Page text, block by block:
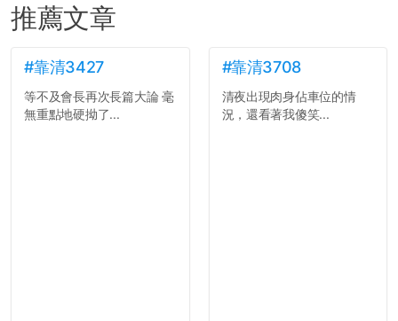
推薦文章
#靠清3427
等不及會長再次長篇大論 毫
無重點地硬拗了...
#靠清3708
清夜出現肉身佔車位的情
況，還看著我傻笑...